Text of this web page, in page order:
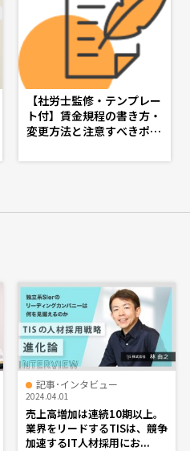
【社労士監修・テンプレー
ト付】賃金規程の書き方・
変更方法と注意すべきポイ
j）- 理想の人事へ、ショー
記事･インタビュー
2024.04.01
売上高増加は連続10期以上。
業界をリードするTISは、競争
加速するIT人材採用にお...